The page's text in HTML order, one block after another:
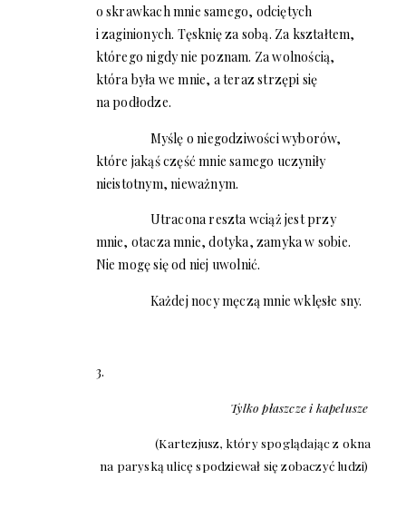
o skrawkach mnie samego, odciętych
i zaginionych. Tęsknię za sobą. Za kształtem,
którego nigdy nie poznam. Za wolnością,
która była we mnie, a teraz strzępi się
na podłodze.
Myślę o niegodziwości wyborów,
które jakąś część mnie samego uczyniły
nieistotnym, nieważnym.
Utracona reszta wciąż jest przy
mnie, otacza mnie, dotyka, zamyka w sobie.
Nie mogę się od niej uwolnić.
Każdej nocy męczą mnie wklęsłe sny.
3.
Tylko płaszcze i kapelusze
(Kartezjusz, który spoglądając z okna
na paryską ulicę spodziewał się zobaczyć ludzi)